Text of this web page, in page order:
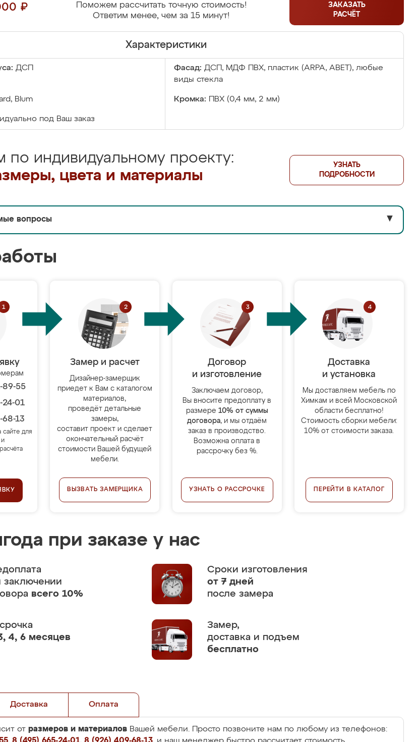
₽
Поможем рассчитать точную стоимость!
Ответим менее, чем за 15 минут!
ЗАКАЗАТЬ
РАСЧЁТ
Характеристики
ДСП Фасад: ДСП, МДФ ПВХ, пластик (ARPA, ABET), любые
виды стекла
Blum Кромка: ПВХ (0,4 мм, 2 мм)
под Ваш заказ
по индивидуальному проекту:
цвета и материалы
УЗНАТЬ
ПОДРОБНОСТИ
вопросы ▼
89-55
24-01
13
сайте для
и
Замер и расчет
Дизайнер-замерщик
приедет к Вам с каталогом
материалов,
проведёт детальные
замеры,
составит проект и сделает
окончательный расчёт
стоимости Вашей будущей
мебели.
ВЫЗВАТЬ ЗАМЕРЩИКА
Договор
и изготовление
Заключаем договор,
Вы вносите предоплату в
размере 10% от суммы
договора, и мы отдаём
заказ в производство.
Возможна оплата в
рассрочку без %.
УЗНАТЬ О РАССРОЧКЕ
Доставка
и установка
Мы доставляем мебель по
Химкам и всей Московской
области бесплатно!
Стоимость сборки мебели:
10% от стоимости заказа.
ПЕРЕЙТИ В КАТАЛОГ
при заказе у нас
заключении
всего 10%
Сроки изготовления
от 7 дней
после замера
4, 6 месяцев
Замер,
доставка и подъем
бесплатно
Доставка Оплата
от размеров и материалов Вашей мебели. Просто позвоните нам по любому из телефонов: